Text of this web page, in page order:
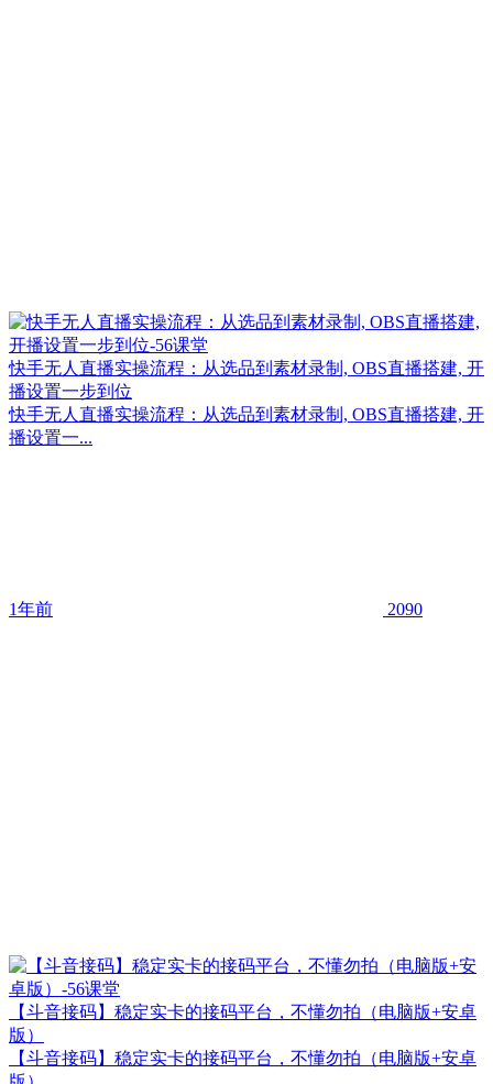
快手无人直播实操流程：从选品到素材录制, OBS直播搭建, 开
播设置一步到位
快手无人直播实操流程：从选品到素材录制, OBS直播搭建, 开
播设置一...
1年前 2090
【斗音接码】稳定实卡的接码平台，不懂勿拍（电脑版+安卓
版）
【斗音接码】稳定实卡的接码平台，不懂勿拍（电脑版+安卓